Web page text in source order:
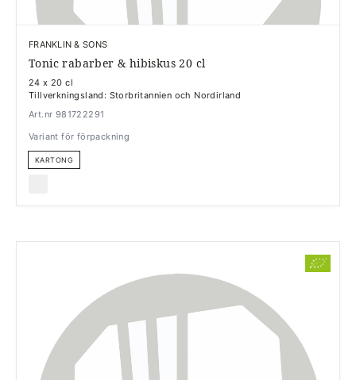
FRANKLIN & SONS
Tonic rabarber & hibiskus 20 cl
24 x 20 cl
Tillverkningsland: Storbritannien och Nordirland
Art.nr 981722291
Variant för förpackning
KARTONG